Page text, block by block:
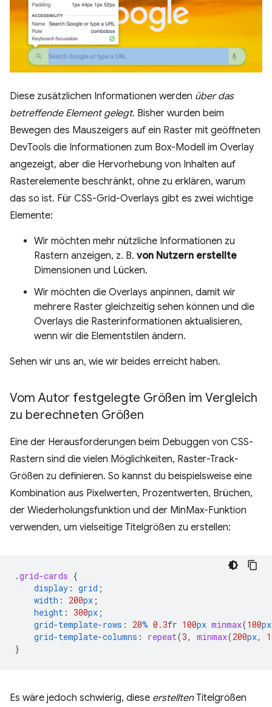
Diese zusätzlichen Informationen werden über das
betreffende Element gelegt. Bisher wurden beim
Bewegen des Mauszeigers auf ein Raster mit geöffneten
DevTools die Informationen zum Box-Modell im Overlay
angezeigt, aber die Hervorhebung von Inhalten auf
Rasterelemente beschränkt, ohne zu erklären, warum
das so ist. Für CSS-Grid-Overlays gibt es zwei wichtige
Elemente:
Wir möchten mehr nützliche Informationen zu
Rastern anzeigen, z. B. von Nutzern erstellte
Dimensionen und Lücken.
Wir möchten die Overlays anpinnen, damit wir
mehrere Raster gleichzeitig sehen können und die
Overlays die Rasterinformationen aktualisieren,
wenn wir die Elementstilen ändern.
Sehen wir uns an, wie wir beides erreicht haben.
Vom Autor festgelegte Größen im Vergleich
zu berechneten Größen
Eine der Herausforderungen beim Debuggen von CSS-
Rastern sind die vielen Möglichkeiten, Raster-Track-
Größen zu definieren. So kannst du beispielsweise eine
Kombination aus Pixelwerten, Prozentwerten, Brüchen,
der Wiederholungsfunktion und der MinMax-Funktion
verwenden, um vielseitige Titelgrößen zu erstellen:
.grid-cards {
display : grid ;
width : 200px ;
height : 300px ;
grid-template-rows : 20% 0.3fr 100px minmax(100px
grid-template-columns : repeat(3, minmax(200px, 1
}
Es wäre jedoch schwierig, diese erstelltenTitelgrößen